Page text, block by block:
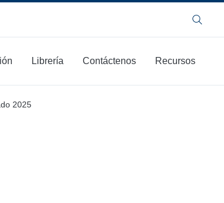
Buscar
Librería Contáctenos
Recursos
2025